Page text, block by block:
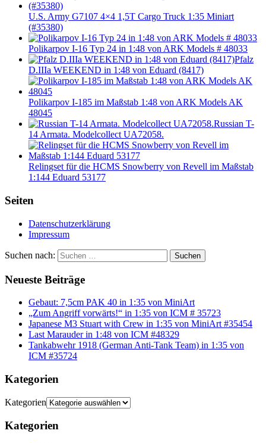
U.S. Army G7107 4×4 1,5T Cargo Truck 1:35 Miniart
(#35380)
Polikarpov I-16 Typ 24 in 1:48 von ARK Models # 48033
Pfalz
D.IIIa WEEKEND in 1:48 von Eduard (8417)
Polikarpov I-185 im Maßstab 1:48 von ARK Models AK
48045
Russian T-
14 Armata. Modelcollect UA72058.
Relingset für die HCMS Snowberry von Revell im Maßstab
1:144 Eduard 53177
Seiten
Datenschutzerklärung
Impressum
Suchen nach: Suchen
Neueste Beiträge
Gebaut: 7,5cm PAK 40 in 1:35 von MiniArt
„Zum Angriff vorwärts!“ in 1:35 von ICM # 35723
Japanese M3 Stuart with Crew in 1:35 von MiniArt #35454
Last Marauder in 1:48 von ICM #48329
Tankabwehr 1918 (German Anti-Tank Team) in 1:35 von
ICM #35724
Kategorien
Kategorien
Kategorien